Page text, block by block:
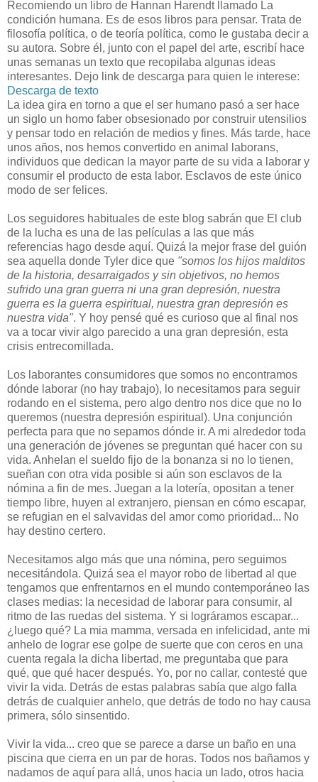
Recomiendo un libro de Hannan Harendt llamado La
condición humana. Es de esos libros para pensar. Trata de
filosofía política, o de teoría política, como le gustaba decir a
su autora. Sobre él, junto con el papel del arte, escribí hace
unas semanas un texto que recopilaba algunas ideas
interesantes. Dejo link de descarga para quien le interese:
Descarga de texto
La idea gira en torno a que el ser humano pasó a ser hace
un siglo un homo faber obsesionado por construir utensilios
y pensar todo en relación de medios y fines. Más tarde, hace
unos años, nos hemos convertido en animal laborans,
individuos que dedican la mayor parte de su vida a laborar y
consumir el producto de esta labor. Esclavos de este único
modo de ser felices.
Los seguidores habituales de este blog sabrán que El club
de la lucha es una de las películas a las que más
referencias hago desde aquí. Quizá la mejor frase del guión
sea aquella donde Tyler dice que "somos los hijos malditos
de la historia, desarraigados y sin objetivos, no hemos
sufrido una gran guerra ni una gran depresión, nuestra
guerra es la guerra espiritual, nuestra gran depresión es
nuestra vida". Y hoy pensé qué es curioso que al final nos
va a tocar vivir algo parecido a una gran depresión, esta
crisis entrecomillada.
Los laborantes consumidores que somos no encontramos
dónde laborar (no hay trabajo), lo necesitamos para seguir
rodando en el sistema, pero algo dentro nos dice que no lo
queremos (nuestra depresión espiritual). Una conjunción
perfecta para que no sepamos dónde ir. A mi alrededor toda
una generación de jóvenes se preguntan qué hacer con su
vida. Anhelan el sueldo fijo de la bonanza si no lo tienen,
sueñan con otra vida posible si aún son esclavos de la
nómina a fin de mes. Juegan a la lotería, opositan a tener
tiempo libre, huyen al extranjero, piensan en cómo escapar,
se refugian en el salvavidas del amor como prioridad... No
hay destino certero.
Necesitamos algo más que una nómina, pero seguimos
necesitándola. Quizá sea el mayor robo de libertad al que
tengamos que enfrentarnos en el mundo contemporáneo las
clases medias: la necesidad de laborar para consumir, al
ritmo de las ruedas del sistema. Y si lográramos escapar...
¿luego qué? La mia mamma, versada en infelicidad, ante mi
anhelo de lograr ese golpe de suerte que con ceros en una
cuenta regala la dicha libertad, me preguntaba que para
qué, que qué hacer después. Yo, por no callar, contesté que
vivir la vida. Detrás de estas palabras sabía que algo falla
detrás de cualquier anhelo, que detrás de todo no hay causa
primera, sólo sinsentido.
Vivir la vida... creo que se parece a darse un baño en una
piscina que cierra en un par de horas. Todos nos bañamos y
nadamos de aquí para allá, unos hacia un lado, otros hacia